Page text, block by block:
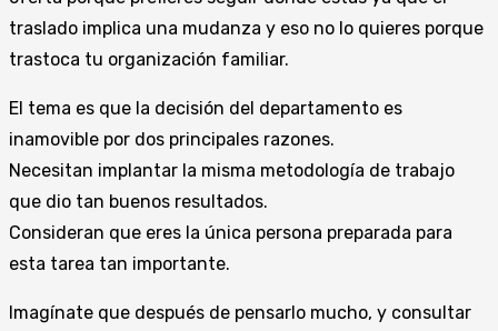
traslado implica una mudanza y eso no lo quieres porque
trastoca tu organización familiar.
El tema es que la decisión del departamento es
inamovible por dos principales razones.
Necesitan implantar la misma metodología de trabajo
que dio tan buenos resultados.
Consideran que eres la única persona preparada para
esta tarea tan importante.
Imagínate que después de pensarlo mucho, y consultar